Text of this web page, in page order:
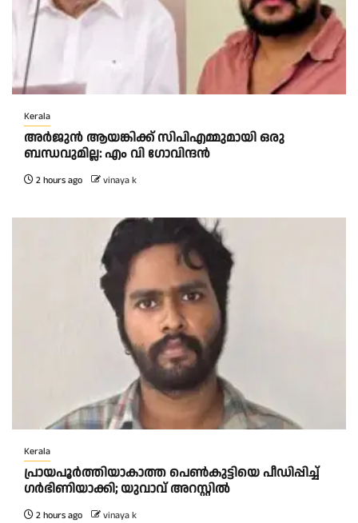
Kerala
അര്‍ജുന്‍ ആയങ്കിക്ക് സിപിഎമ്മുമായി ഒരു
ബന്ധവുമില്ല: എം വി ഗോവിന്ദന്‍
2 hours ago vinaya k
Kerala
പ്രായപൂർത്തിയാകാത്ത പെൺകുട്ടിയെ പീഡിപ്പിച്ച്
ഗർഭിണിയാക്കി; യുവാവ് അറസ്റ്റിൽ
2 hours ago vinaya k